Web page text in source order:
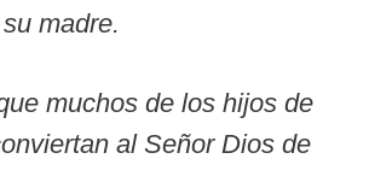
madre.
muchos de los hijos de
al Señor Dios de